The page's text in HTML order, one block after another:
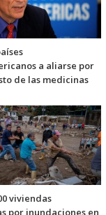
a aliarse por
de las medicinas
viviendas
por inundaciones en